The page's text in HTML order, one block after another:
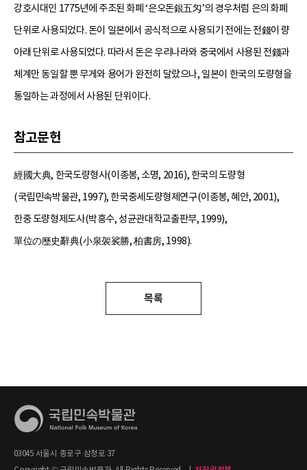
강호시대인 1775년에 주조된 화폐 ‘은오돈銀五匁’의 경우처럼 은의 화폐
단위로 사용되었다. 돈이 일본에서 공식적으로 사용되기 전에는 전錢이 량
아래 단위로 사용되었다. 따라서 돈은 우리나라와 중국에서 사용된 전錢과
체계만 동일할 뿐 무게와 용어가 완전히 달랐으나, 일본이 한국의 도량형을
통일하는 과정에서 사용된 단위이다.
참고문헌
經國大典, 한국도량형사(이종봉, 소명, 2016), 한국의 도량형
(국립민속박물관, 1997), 한국중세도량형제연구(이종봉, 혜안, 2001),
한중 도량형제도사(박흥수, 성균관대학교출판부, 1999),
單位の歷史辭典(小泉袈裟勝, 柏書房, 1998).
목록
03045 서울시 종로구 삼청로 37